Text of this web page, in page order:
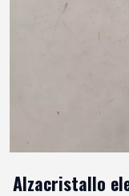
Alzacristallo